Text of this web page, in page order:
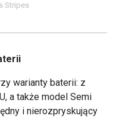
Stripes
warianty baterii: z
a także model Semi
i nierozpryskujący